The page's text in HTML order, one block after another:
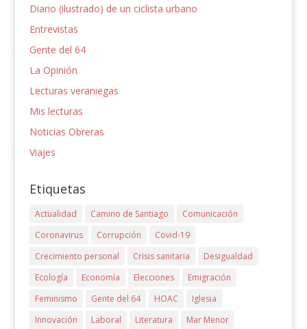
Diario (ilustrado) de un ciclista urbano
Entrevistas
Gente del 64
La Opinión
Lecturas veraniegas
Mis lecturas
Noticias Obreras
Viajes
Etiquetas
Actualidad Camino de Santiago
Comunicación
Coronavirus
Corrupción
Covid-19
Crecimiento personal
Crisis sanitaria
Desigualdad
Ecología
Economía Elecciones
Emigración
Feminismo
Gente del 64 HOAC
Iglesia
Innovación
Laboral Literatura
Mar Menor